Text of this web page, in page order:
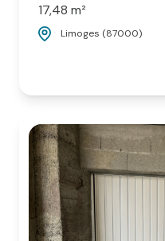
17,48 m²
Limoges (87000)